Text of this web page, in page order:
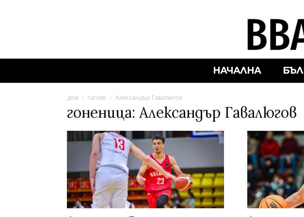
НАЧАЛНА
дом тагове Александър Гавалюгов
гоненица: Александър Гавалюгов